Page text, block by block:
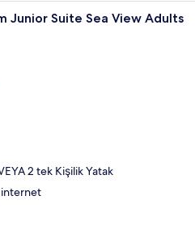
The Level Premium Junior
Junior Suite Sea View Adults
2 tek Kişilik Yatak
internet